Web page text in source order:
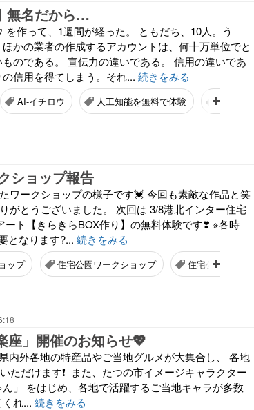
無名だから…
作って、1週間が経った。 ともだち、10人。う
かの業者の作成するアカウントは、何十万単位でと
のである。 宣伝力の違いである。 信用の違いであ
信用を得てしまう。それ... 続きをみる
AI-イチロウ 人工知能を無料で体験 ChatGPT
ショップ報告
ワークショップの様子です💓 今回も素敵な作品と笑
がとうございました。 次回は 3/8港北インター住宅
ート【きらきらBOX作り】の無料体験です❣️ ※各時
となります?... 続きをみる
ップ 住宅公園ワークショップ 住宅公園イベント
座」開催のお知らせ💖
内外各地の特産品やご当地グルメが大集合し、 各地
ただけます❗️ また、たつの市イメージキャラクター
ん」 をはじめ、各地で活躍するご当地キャラが多数
れ... 続きをみる